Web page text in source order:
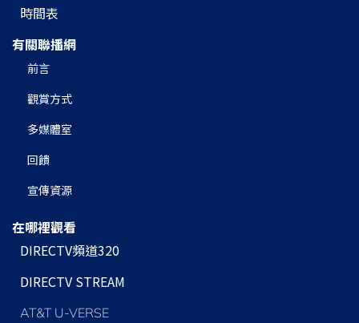
時間表
有關聯播網
前言
觀賞方式
多媒體室
回饋
宣傳資源
在哪裡觀看
DIRECTV頻道320
DIRECTV STREAM
AT&T U-VERSE